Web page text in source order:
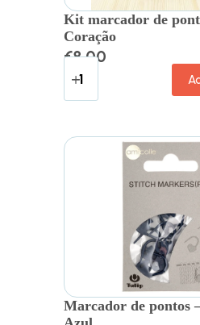
Kit marcador de
Coração
€8.00
Marcador de pontos